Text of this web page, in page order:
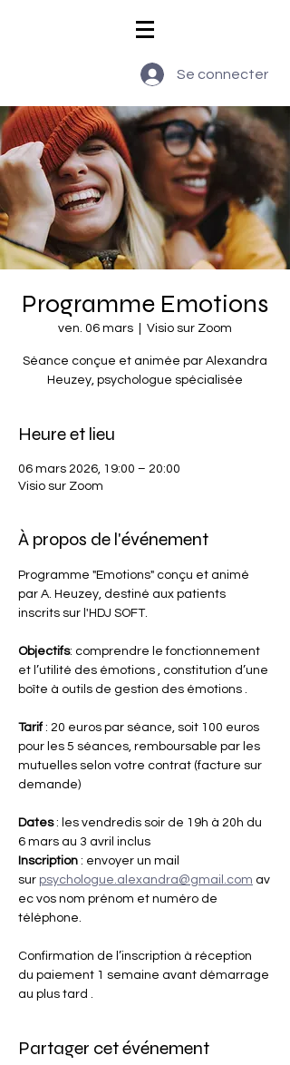
Se connecter
Programme Emotions
ven. 06 mars Visio sur Zoom
Séance conçue et animée par Alexandra
Heuzey, psychologue spécialisée
Heure et lieu
06 mars 2026, 19:00 – 20:00
Visio sur Zoom
À propos de l'événement
Programme "Emotions" conçu et animé
par A. Heuzey, destiné aux patients
inscrits sur l'HDJ SOFT.
Objectifs: comprendre le fonctionnement
et l’utilité des émotions , constitution d’une
boîte à outils de gestion des émotions .
Tarif : 20 euros par séance, soit 100 euros
pour les 5 séances, remboursable par les
mutuelles selon votre contrat (facture sur
demande)
Dates : les vendredis soir de 19h à 20h du
6 mars au 3 avril inclus
Inscription : envoyer un mail
sur psychologue.alexandra@gmail.com av
ec vos nom prénom et numéro de
téléphone.
Confirmation de l’inscription à réception
du paiement 1 semaine avant démarrage
au plus tard .
Partager cet événement